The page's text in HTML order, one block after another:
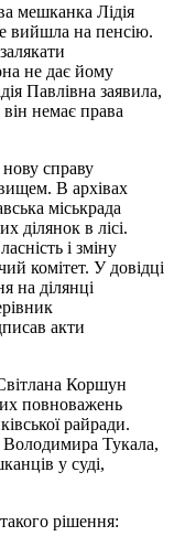
мешканка Лідія
вийшла на пенсію.
не дає йому
Павлівна заявила,
немає права
справу
В архівах
міськрада
ділянок в лісі.
і зміну
комітет. У довідці
на ділянці
акти
Коршун
повноважень
райради.
Володимира Тукала,
у суді,
рішення: